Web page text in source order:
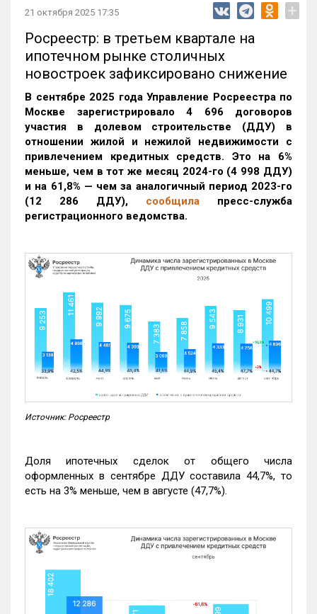
21 октября 2025 17:35 +
Росреестр: в третьем квартале на
ипотечном рынке столичных
новостроек зафиксировано снижение
В сентябре 2025 года Управление Росреестра по
Москве зарегистрировало 4 696 договоров
участия в долевом строительстве (ДДУ) в
отношении жилой и нежилой недвижимости с
привлечением кредитных средств. Это на 6%
меньше, чем в тот же месяц 2024-го (4 998 ДДУ)
и на 61,8% — чем за аналогичный период 2023-го
(12 286 ДДУ), сообщила пресс-служба
регистрационного ведомства.
Источник: Росреестр
Доля ипотечных сделок от общего числа
оформленных в сентябре ДДУ составила 44,7%, то
есть на 3% меньше, чем в августе (47,7%).